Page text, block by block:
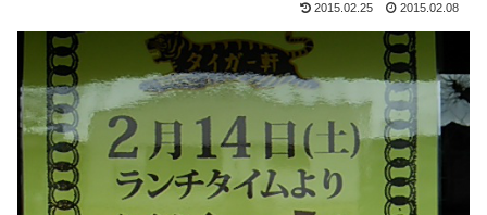
2015.02.25 2015.02.08